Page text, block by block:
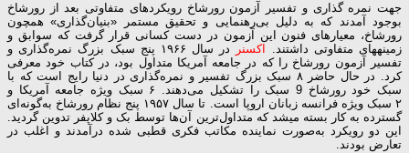
جهت نمره­ گذاری و تفسیر آزمون رورشاخ رویکردهای متفاوتی بعد از رورشاخ
بوجود آمدند که به دلیل بی‌رهنمایی و تحقیق مستمر «بنیان‌گذاری» همچون
رورشاخ، معیارهای فنون این آزمون در دست کسانی قرار گرفت که سوابق و
زمینه­های متفاوتی داشتند.
اکسنر
در سال ۱۹۶۶ پنج سبک بزرگ نمره‌گذاری و
تفسیر آزمون رورشاخ را که در جامعه آمریکا متداول بود، در کتاب خود معرفی
کرد. در حال حاضر ۸ سبک بزرگ تفسیر و نمره‌گذاری در دنیا رایج است که با
سبک خود رورشاخ 9 سبک را تشکیل می‌دهند. ۶ سبک ویژه جامعه آمریکا و
۲ سبک ویژه فرانسه زبانان اروپا است. تا سال ۱۹۵۷ پنج نظام رورشاخ به‌گونه‌ای
گسترده به کار بسته می­شد که متداول‌ترین آن‌ها توسط بک و کلاپفر تدوین گردید.
این دو رویکرد به‌صورت نماینده مکاتب فکری قطبی شده درآمدند و اغلب در
تعارض بودند.